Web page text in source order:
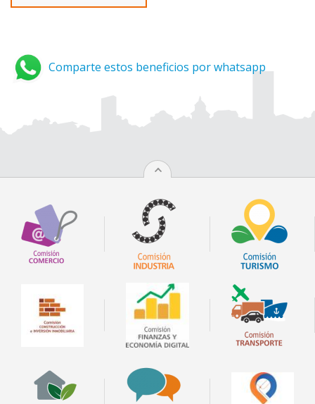
Comparte estos beneficios por whatsapp